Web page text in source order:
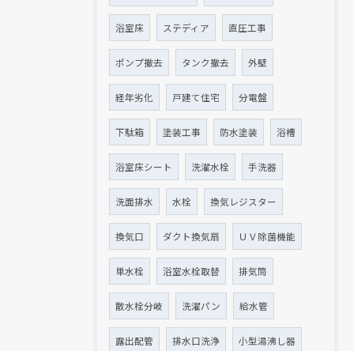
浴室床 ステディア 直圧工事
ポンプ撤去 タンク撤去 外壁
経年劣化 戸建て住宅 分電盤
下駄箱 塗装工事 防水塗装 浴槽
浴室床シート 洗濯水栓 手洗器
洗面排水 水栓 換気レジスター
換気口 ダクト換気扇 ＵＶ除菌機能
単水栓 浴室水栓取替 排気筒
散水栓分岐 洗濯パン 給水管
露出配管 排水口洗浄 小型湯沸し器